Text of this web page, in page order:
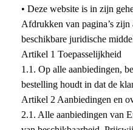
• Deze website is in zijn
Afdrukken van pagina’s
beschikbare juridische
Artikel 1 Toepasselijkheid
1.1. Op alle aanbiedingen,
bestelling houdt in dat de
Artikel 2 Aanbiedingen en
2.1. Alle aanbiedingen van